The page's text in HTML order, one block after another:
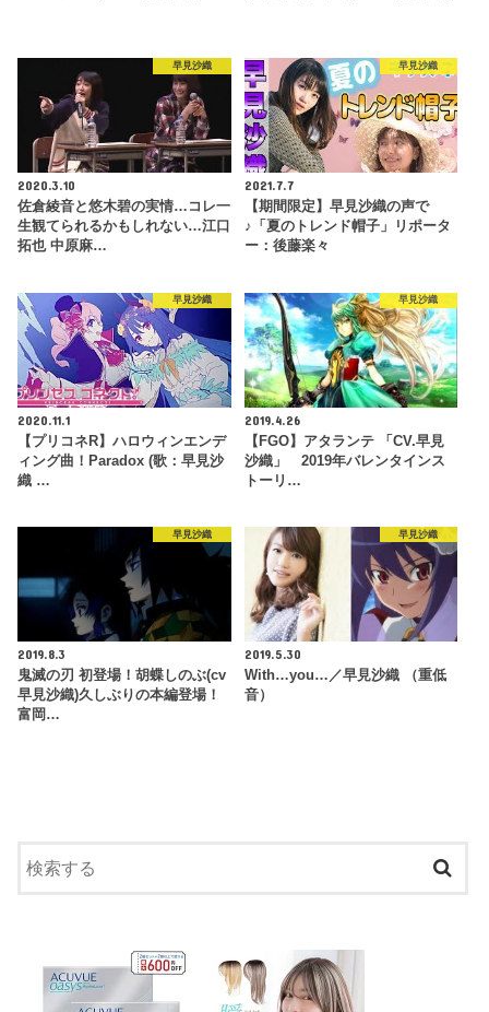
早見沙織
2020.3.10
佐倉綾音と悠木碧の実情…コレ一
生観てられるかもしれない…江口
拓也 中原麻…
早見沙織
2021.7.7
【期間限定】早見沙織の声で
♪「夏のトレンド帽子」リポータ
ー：後藤楽々
早見沙織
2020.11.1
【プリコネR】ハロウィンエンデ
ィング曲！Paradox (歌：早見沙
織 …
早見沙織
2019.4.26
【FGO】アタランテ 「CV.早見
沙織」 2019年バレンタインス
トーリ…
早見沙織
2019.8.3
鬼滅の刃 初登場！胡蝶しのぶ(cv
早見沙織)久しぶりの本編登場！
富岡…
早見沙織
2019.5.30
With…you…／早見沙織 （重低
音）